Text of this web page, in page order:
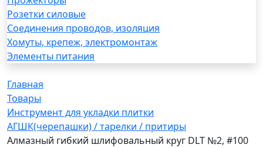
Розетки силовые
Соединения проводов, изоляция
Хомуты, крепеж, электромонтаж
Элементы питания
Главная
Товары
Инструмент для укладки плитки
АГШК(черепашки) / тарелки / притиры
Алмазный гибкий шлифовальный круг DLT №2, #100